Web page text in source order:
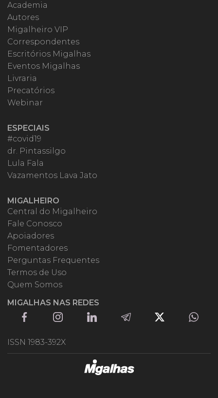
Academia
Autores
Migalheiro VIP
Correspondentes
Escritórios Migalhas
Eventos Migalhas
Livraria
Precatórios
Webinar
ESPECIAIS
#covid19
dr. Pintassilgo
Lula Fala
Vazamentos Lava Jato
MIGALHEIRO
Central do Migalheiro
Fale Conosco
Apoiadores
Fomentadores
Perguntas Frequentes
Termos de Uso
Quem Somos
MIGALHAS NAS REDES
ISSN 1983-392X